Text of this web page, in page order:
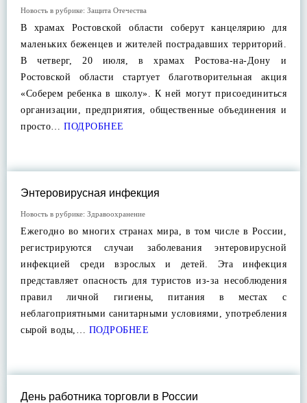
Новость в рубрике: Защита Отечества
В храмах Ростовской области соберут канцелярию для
маленьких беженцев и жителей пострадавших территорий.
В четверг, 20 июля, в храмах Ростова-на-Дону и
Ростовской области стартует благотворительная акция
«Соберем ребенка в школу». К ней могут присоединиться
организации, предприятия, общественные объединения и
просто… ПОДРОБНЕЕ
Энтеровирусная инфекция
Новость в рубрике: Здравоохранение
Ежегодно во многих странах мира, в том числе в России,
регистрируются случаи заболевания энтеровирусной
инфекцией среди взрослых и детей. Эта инфекция
представляет опасность для туристов из-за несоблюдения
правил личной гигиены, питания в местах с
неблагоприятными санитарными условиями, употребления
сырой воды,… ПОДРОБНЕЕ
День работника торговли в России